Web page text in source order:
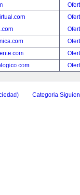
Categoria